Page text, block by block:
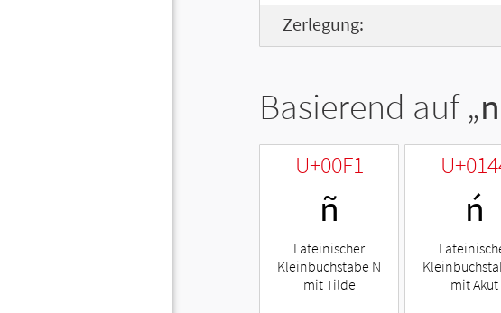
Zerlegung:
Basierend auf „n
U+00F1
ñ
Lateinischer
Kleinbuchstabe N
mit Tilde
ń
mit Akut